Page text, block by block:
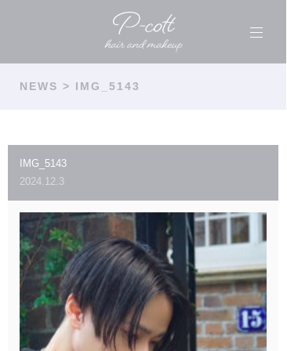
NEWS > IMG_5143
IMG_5143
2024.12.3